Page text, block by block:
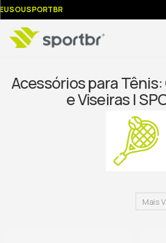
Acessórios para
e Viseiras |
Mais